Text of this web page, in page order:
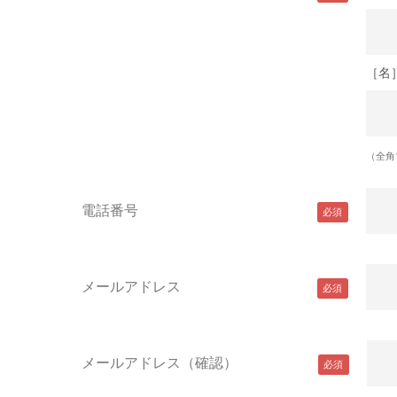
［名］
（全
電話番号
メールアドレス
メールアドレス（確認）